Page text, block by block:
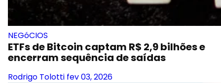
NEGóCIOS
ETFs de Bitcoin captam R$ 2,9 bilhões e
encerram sequência de saídas
Rodrigo Tolotti fev 03, 2026